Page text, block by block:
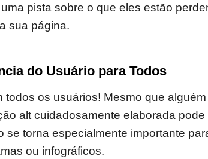
pista sobre o que eles estão
sua página.
do Usuário para Todos
todos os usuários! Mesmo que alguém
alt cuidadosamente elaborada
se torna especialmente importante
ou infográficos.